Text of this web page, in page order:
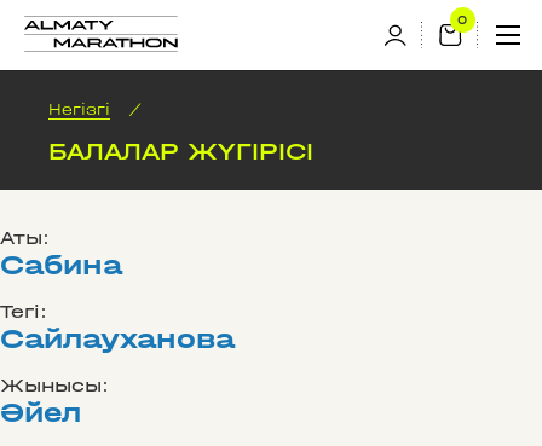
Негізгі /
БАЛАЛАР ЖҮГIРIСI
Аты:
Сабина
Тегі:
Сайлауханова
Жынысы:
Әйел